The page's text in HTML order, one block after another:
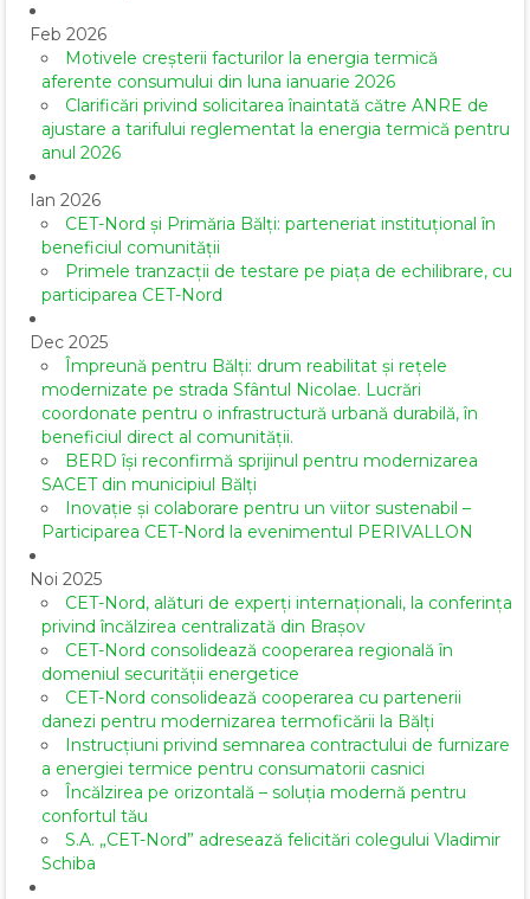
Feb 2026
Motivele creșterii facturilor la energia termică
aferente consumului din luna ianuarie 2026
Clarificări privind solicitarea înaintată către ANRE de
ajustare a tarifului reglementat la energia termică pentru
anul 2026
Ian 2026
CET-Nord și Primăria Bălți: parteneriat instituțional în
beneficiul comunității
Primele tranzacții de testare pe piața de echilibrare, cu
participarea CET-Nord
Dec 2025
Împreună pentru Bălți: drum reabilitat și rețele
modernizate pe strada Sfântul Nicolae. Lucrări
coordonate pentru o infrastructură urbană durabilă, în
beneficiul direct al comunității.
BERD își reconfirmă sprijinul pentru modernizarea
SACET din municipiul Bălți
Inovație și colaborare pentru un viitor sustenabil –
Participarea CET-Nord la evenimentul PERIVALLON
Noi 2025
CET-Nord, alături de experți internaționali, la conferința
privind încălzirea centralizată din Brașov
CET-Nord consolidează cooperarea regională în
domeniul securității energetice
CET-Nord consolidează cooperarea cu partenerii
danezi pentru modernizarea termoficării la Bălți
Instrucțiuni privind semnarea contractului de furnizare
a energiei termice pentru consumatorii casnici
Încălzirea pe orizontală – soluția modernă pentru
confortul tău
S.A. „CET-Nord” adresează felicitări colegului Vladimir
Schiba